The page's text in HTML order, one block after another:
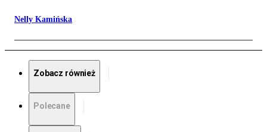
Nelly Kamińska
Zobacz również
Polecane